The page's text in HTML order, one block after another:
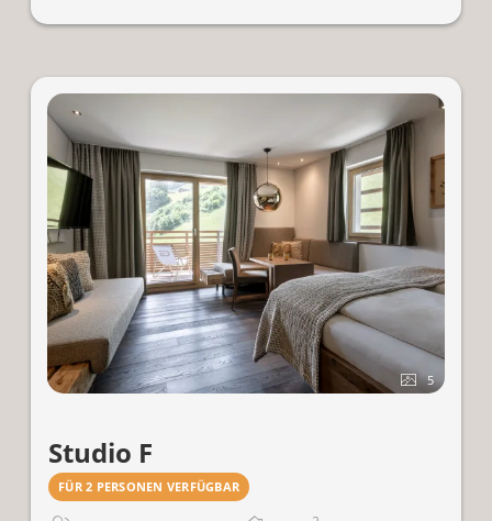
über das Tal oder, in süd-westseitige Lage, auf die
5
Studio F
FÜR 2 PERSONEN VERFÜGBAR